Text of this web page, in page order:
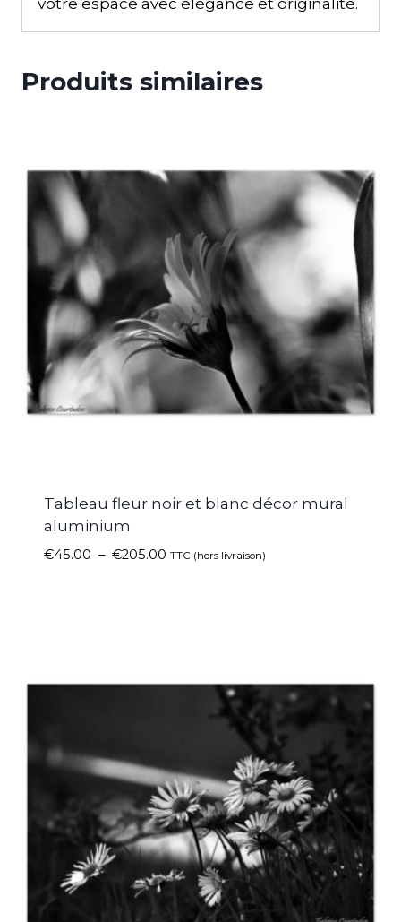
Produits similaires
Tableau fleur noir et blanc décor mural
aluminium
€45.00 – €205.00 TTC (hors livraison)